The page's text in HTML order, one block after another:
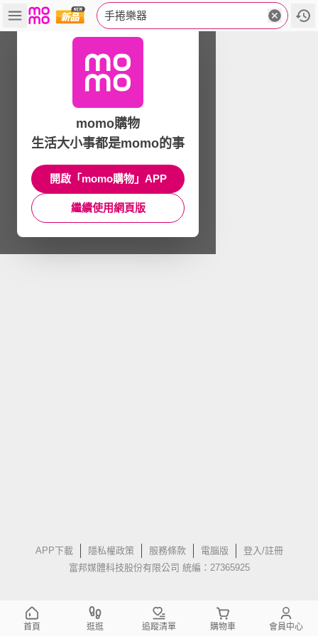
手捲樂器
APP下載 隱私權政策 服務條款 電腦版
登入/註冊
富邦媒體科技股份有限公司 統編：27365925
momo購物
生活大小事都是momo的事
開啟「momo購物」APP
繼續使用網頁版
首頁 逛逛 追蹤清單 購物車 會員中心